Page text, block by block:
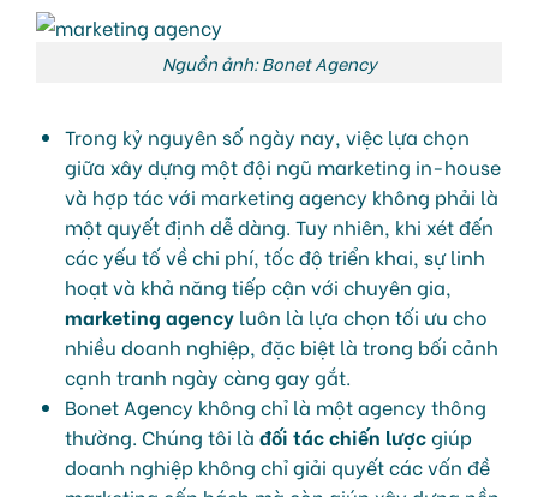
Nguồn ảnh: Bonet Agency
Trong kỷ nguyên số ngày nay, việc lựa chọn
giữa xây dựng một đội ngũ marketing in-house
và hợp tác với marketing agency không phải là
một quyết định dễ dàng. Tuy nhiên, khi xét đến
các yếu tố về chi phí, tốc độ triển khai, sự linh
hoạt và khả năng tiếp cận với chuyên gia,
marketing agency luôn là lựa chọn tối ưu cho
nhiều doanh nghiệp, đặc biệt là trong bối cảnh
cạnh tranh ngày càng gay gắt.
Bonet Agency không chỉ là một agency thông
thường. Chúng tôi là đối tác chiến lượcgiúp
doanh nghiệp không chỉ giải quyết các vấn đề